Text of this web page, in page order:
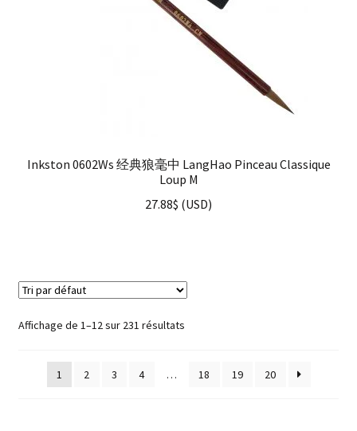
Inkston 0602Ws 经典狼毫中 LangHao Pinceau Classique
Loup M
27.88$ (USD)
Affichage de 1–12 sur 231 résultats
1 2 3 4 … 18 19 20